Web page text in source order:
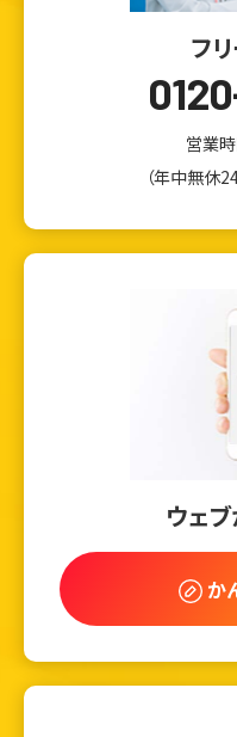
フ
営業
（年中無休
ウェ
か